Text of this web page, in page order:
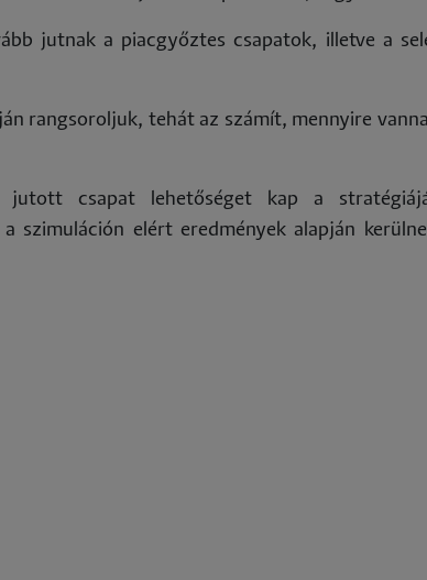
jutnak a piacgyőztes csapatok, illetve a
rangsoroljuk, tehát az számít, mennyire
jutott csapat lehetőséget kap a
szimuláción elért eredmények alapján